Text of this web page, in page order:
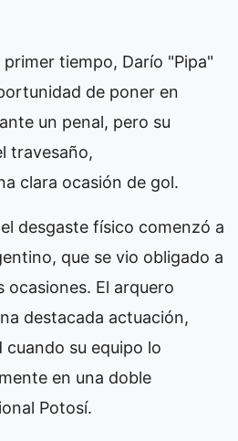
tiempo, Darío "Pipa"
de poner en
un penal, pero su
travesaño,
clara ocasión de gol.
desgaste físico comenzó a
que se vio obligado a
ocasiones. El arquero
destacada actuación,
su equipo lo
en una doble
Potosí.